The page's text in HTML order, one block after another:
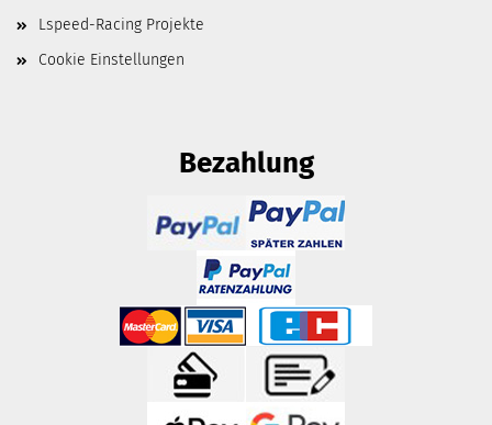
Lspeed-Racing Projekte
Cookie Einstellungen
Bezahlung